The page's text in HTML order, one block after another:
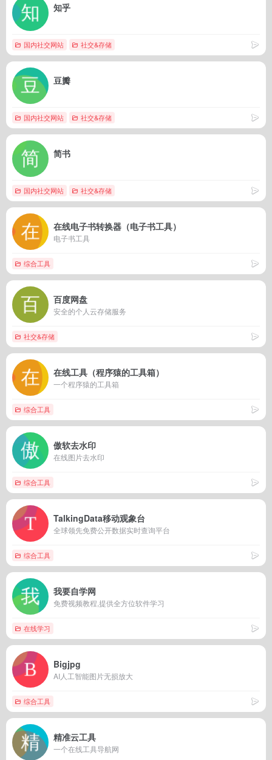
知乎
国内社交网站 社交&存储
豆瓣
国内社交网站 社交&存储
简书
国内社交网站 社交&存储
在线电子书转换器（电子书工具）
电子书工具
综合工具
百度网盘
安全的个人云存储服务
社交&存储
在线工具（程序猿的工具箱）
一个程序猿的工具箱
综合工具
傲软去水印
在线图片去水印
综合工具
TalkingData移动观象台
全球领先免费公开数据实时查询平台
综合工具
我要自学网
免费视频教程,提供全方位软件学习
在线学习
Bigjpg
AI人工智能图片无损放大
综合工具
精准云工具
一个在线工具导航网